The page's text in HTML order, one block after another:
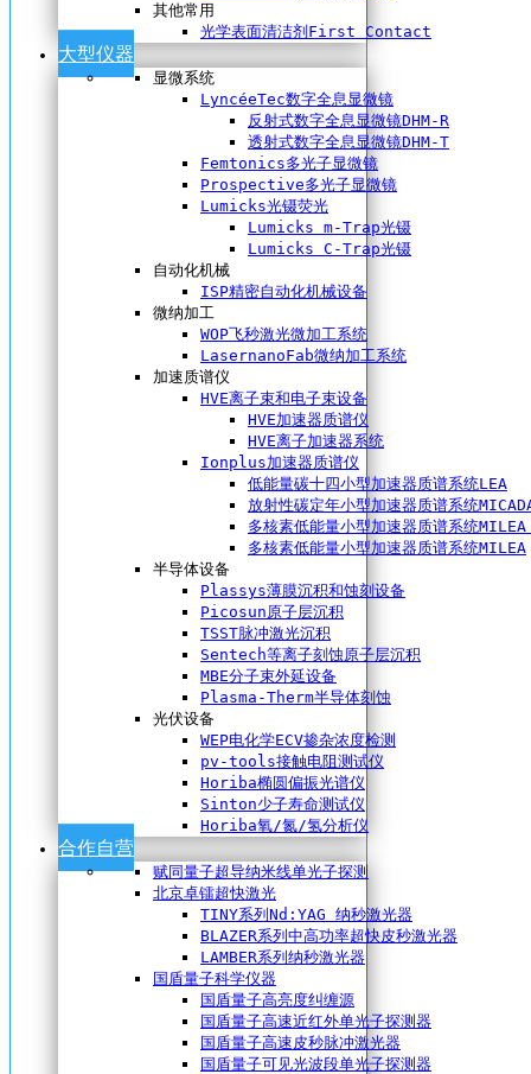
其他常用
光学表面清洁剂First Contact
大型仪器
显微系统
LyncéeTec数字全息显微镜
反射式数字全息显微镜DHM-R
透射式数字全息显微镜DHM-T
Femtonics多光子显微镜
Prospective多光子显微镜
Lumicks光镊荧光
Lumicks m-Trap光镊
Lumicks C-Trap光镊
自动化机械
ISP精密自动化机械设备
微纳加工
WOP飞秒激光微加工系统
LasernanoFab微纳加工系统
加速质谱仪
HVE离子束和电子束设备
HVE加速器质谱仪
HVE离子加速器系统
Ionplus加速器质谱仪
低能量碳十四小型加速器质谱系统LEA
放射性碳定年小型加速器质谱系统
多核素低能量小型加速器质谱系统
多核素低能量小型加速器质谱系统MILEA
半导体设备
Plassys薄膜沉积和蚀刻设备
Picosun原子层沉积
TSST脉冲激光沉积
Sentech等离子刻蚀原子层沉积
MBE分子束外延设备
Plasma-Therm半导体刻蚀
光伏设备
WEP电化学ECV掺杂浓度检测
pv-tools接触电阻测试仪
Horiba椭圆偏振光谱仪
Sinton少子寿命测试仪
Horiba氧/氮/氢分析仪
合作自营
赋同量子超导纳米线单光子探测
北京卓镭超快激光
TINY系列Nd:YAG 纳秒激光器
BLAZER系列中高功率超快皮秒激光器
LAMBER系列纳秒激光器
国盾量子科学仪器
国盾量子高亮度纠缠源
国盾量子高速近红外单光子探测器
国盾量子高速皮秒脉冲激光器
国盾量子可见光波段单光子探测器